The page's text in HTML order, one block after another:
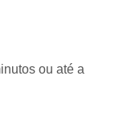
ou até a